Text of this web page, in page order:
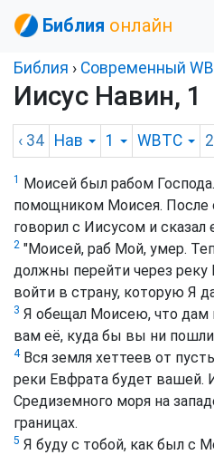
Библия онлайн
Библия › Cовременный
Иисус Навин, 1
‹ 34 Нав 1 WBTC 2
1
Моисей был рабом
помощником Моисея. После
говорил с Иисусом и сказал
2 "Моисей, раб Мой, умер.
должны перейти через
войти в страну, которую Я
3 Я обещал Моисею, что дам
вам её, куда бы вы ни
4Вся земля хеттеев от
реки Евфрата будет вашей.
Средиземного моря на
границах.
5 Я буду с тобой, как был с